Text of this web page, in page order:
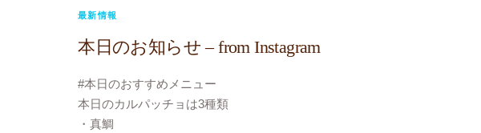
#江東区大島
#今日のカルパッチョ
#今日のおじゃま虫
#もすけ
#ビストロヴェリテ
#bistroverite
#江東区大島
最新情報
本日のお知らせ – from Instagram
#本日のおすすめメニュー
本日のカルパッチョは3種類
・真鯛